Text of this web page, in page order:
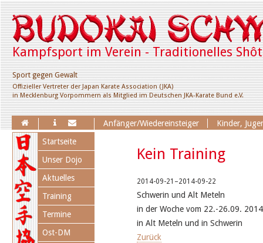
Kampfsport im Verein - Traditionelles
Sport gegen Gewalt
Offizieller Vertreter der Japan Karate Association (JKA)
in Mecklenburg Vorpommern als Mitglied im Deutschen JKA-Karate Bund e.V.
Anfänger/Wiedereinsteiger
Erweiterung des Trainingsangebotes für Kinder, Jugendl.
Kein Training
2014-09-21–2014-09-22
Schwerin und Alt Meteln
in der Woche vom 22.-26.09. 2014
in Alt Meteln und in Schwerin
Zurück
Navigation
überspringen
Startseite
Unser Dojo
Aktuelles
Training
Termine
Ost-DM